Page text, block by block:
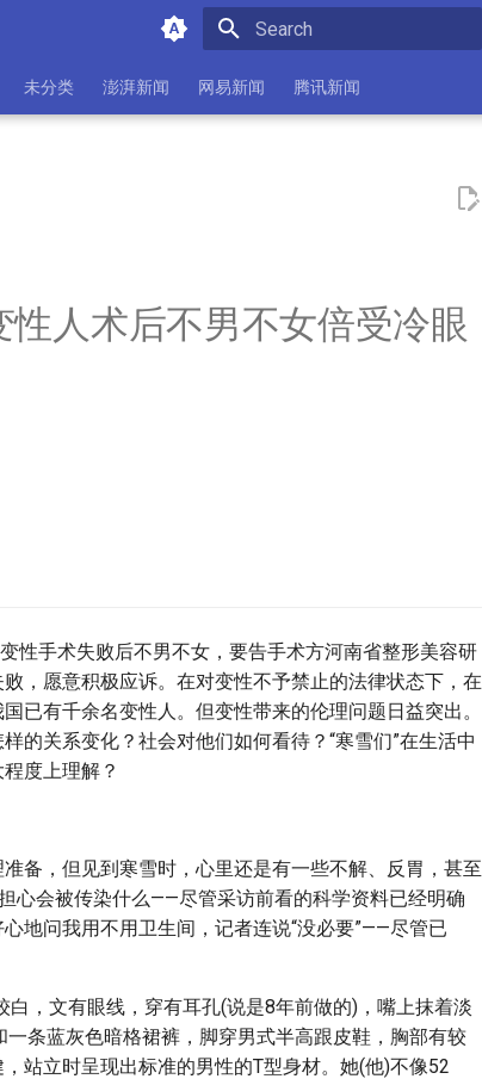
未分类 澎湃新闻 网易新闻 腾讯新闻
人术后不男不女倍受冷眼
性手术失败后不男不女，要告手术方河南省整形美容研
，愿意积极应诉。在对变性不予禁止的法律状态下，在
已有千余名变性人。但变性带来的伦理问题日益突出。
的关系变化？社会对他们如何看待？“寒雪们”在生活中
度上理解？
备，但见到寒雪时，心里还是有一些不解、反胃，甚至
心会被传染什么——尽管采访前看的科学资料已经明确
地问我用不用卫生间，记者连说“没必要”——尽管已
，文有眼线，穿有耳孔(说是8年前做的)，嘴上抹着淡
条蓝灰色暗格裙裤，脚穿男式半高跟皮鞋，胸部有较
站立时呈现出标准的男性的T型身材。她(他)不像52